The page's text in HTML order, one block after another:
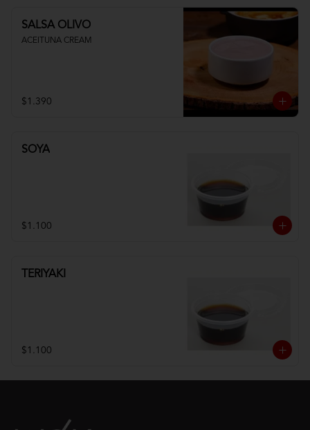
SALSA OLIVO
ACEITUNA CREAM
$1.390
SOYA
$1.100
TERIYAKI
$1.100